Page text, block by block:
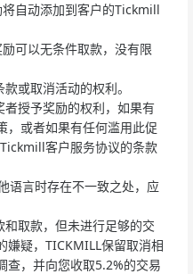
自动添加到客户的Tickmill
可以无条件取款，没有限
或取消活动的权利。
授予奖励的权利，如果有
，或者如果有任何滥用此促
客户服务协议的条款
语言时存在不一致之处，应
取款，但未进行足够的交
嫌疑，TICKMILL保留取消相
查，并向您收取5.2%的交易